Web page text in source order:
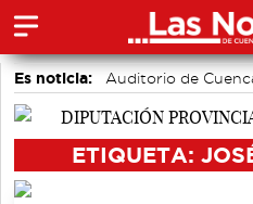
Es noticia: Auditorio de
Motor
Actividades
ETIQUETA: